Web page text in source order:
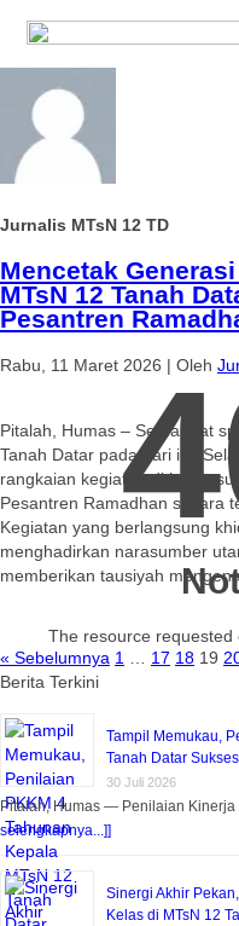
Jurnalis MTsN 12 TD
Mencetak
MTsN 12 Tanah
Pesantren
Rabu, 11 Maret 2026 | Oleh
Pitalah, Humas – Semangat
Tanah Datar pada hari ini,
rangkaian kegiatan di bulan
Pesantren Ramadhan secara
Kegiatan yang berlangsung
menghadirkan narasumber
memberikan tausiyah
« Sebelumnya 1 17 18 19
Berita Terkini
Tampil Memukau,
Tanah Datar
30 Juli 2026
Pitalah, Humas — Penilaian Kinerja
selengkapnya...]]
Sinergi Akhir
Kelas di MTsN 12
The resource